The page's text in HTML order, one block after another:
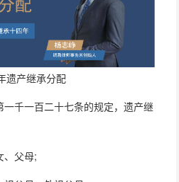
遗产继承分配
千一百二十七条的规定，遗产继
父母;